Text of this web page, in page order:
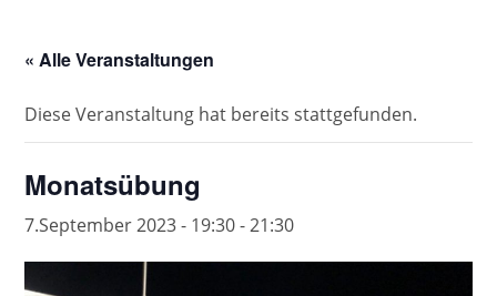
« Alle Veranstaltungen
Diese Veranstaltung hat bereits stattgefunden.
Monatsübung
7.September 2023 - 19:30-21:30